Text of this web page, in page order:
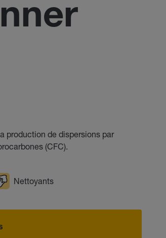
production de dispersions par
(CFC).
Nettoyants